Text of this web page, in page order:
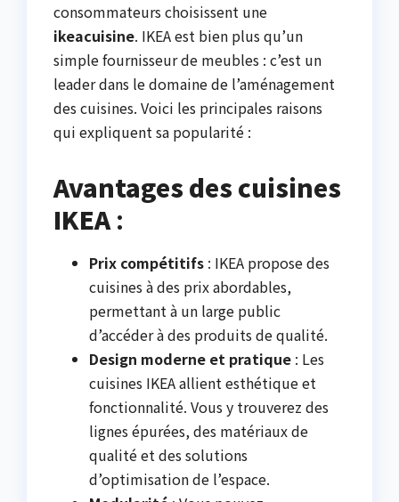
consommateurs choisissent une
ikeacuisine. IKEA est bien plus qu’un
simple fournisseur de meubles : c’est un
leader dans le domaine de l’aménagement
des cuisines. Voici les principales raisons
qui expliquent sa popularité :
Avantages des cuisines
IKEA:
Prix compétitifs : IKEA propose des
cuisines à des prix abordables,
permettant à un large public
d’accéder à des produits de qualité.
Design moderne et pratique : Les
cuisines IKEA allient esthétique et
fonctionnalité. Vous y trouverez des
lignes épurées, des matériaux de
qualité et des solutions
d’optimisation de l’espace.